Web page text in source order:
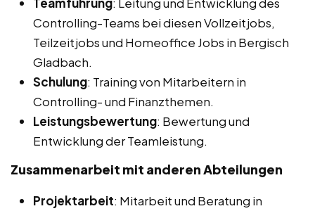
Controlling-Teams bei diesen Vollzeitjobs,
Teilzeitjobs und Homeoffice Jobs in Bergisch
Gladbach.
Schulung: Training von Mitarbeitern in
Controlling- und Finanzthemen.
Leistungsbewertung: Bewertung und
Entwicklung der Teamleistung.
Zusammenarbeit mit anderen Abteilungen
Projektarbeit: Mitarbeit und Beratung in